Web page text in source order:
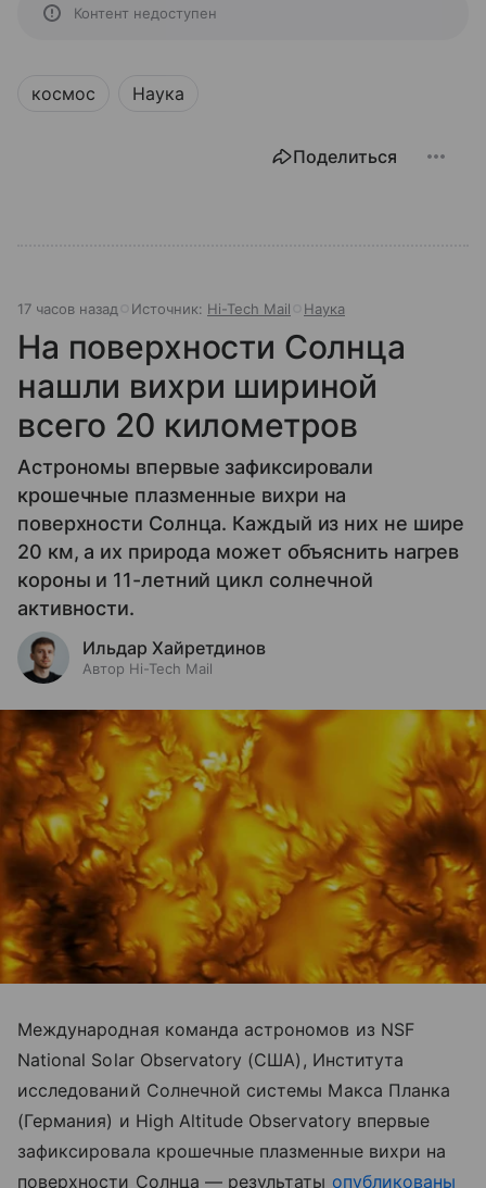
Контент недоступен
космос Наука
Поделиться
17 часов назад Источник: Hi-Tech Mail Наука
На поверхности Солнца
нашли вихри шириной
всего 20 километров
Астрономы впервые зафиксировали
крошечные плазменные вихри на
поверхности Солнца. Каждый из них не шире
20 км, а их природа может объяснить нагрев
короны и 11-летний цикл солнечной
активности.
Ильдар Хайретдинов
Автор Hi-Tech Mail
Международная команда астрономов из NSF
National Solar Observatory (США), Института
исследований Солнечной системы Макса Планка
(Германия) и High Altitude Observatory впервые
зафиксировала крошечные плазменные вихри на
поверхности Солнца — результаты опубликованы